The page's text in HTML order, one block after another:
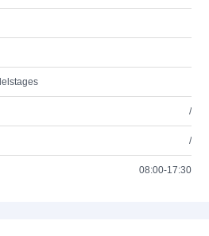
/
/
08:00-17:30